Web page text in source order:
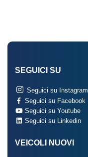
SEGUICI SU
Seguici su Instagram
Seguici su Facebook
Seguici su Youtube
Seguici su Linkedin
VEICOLI NUOVI